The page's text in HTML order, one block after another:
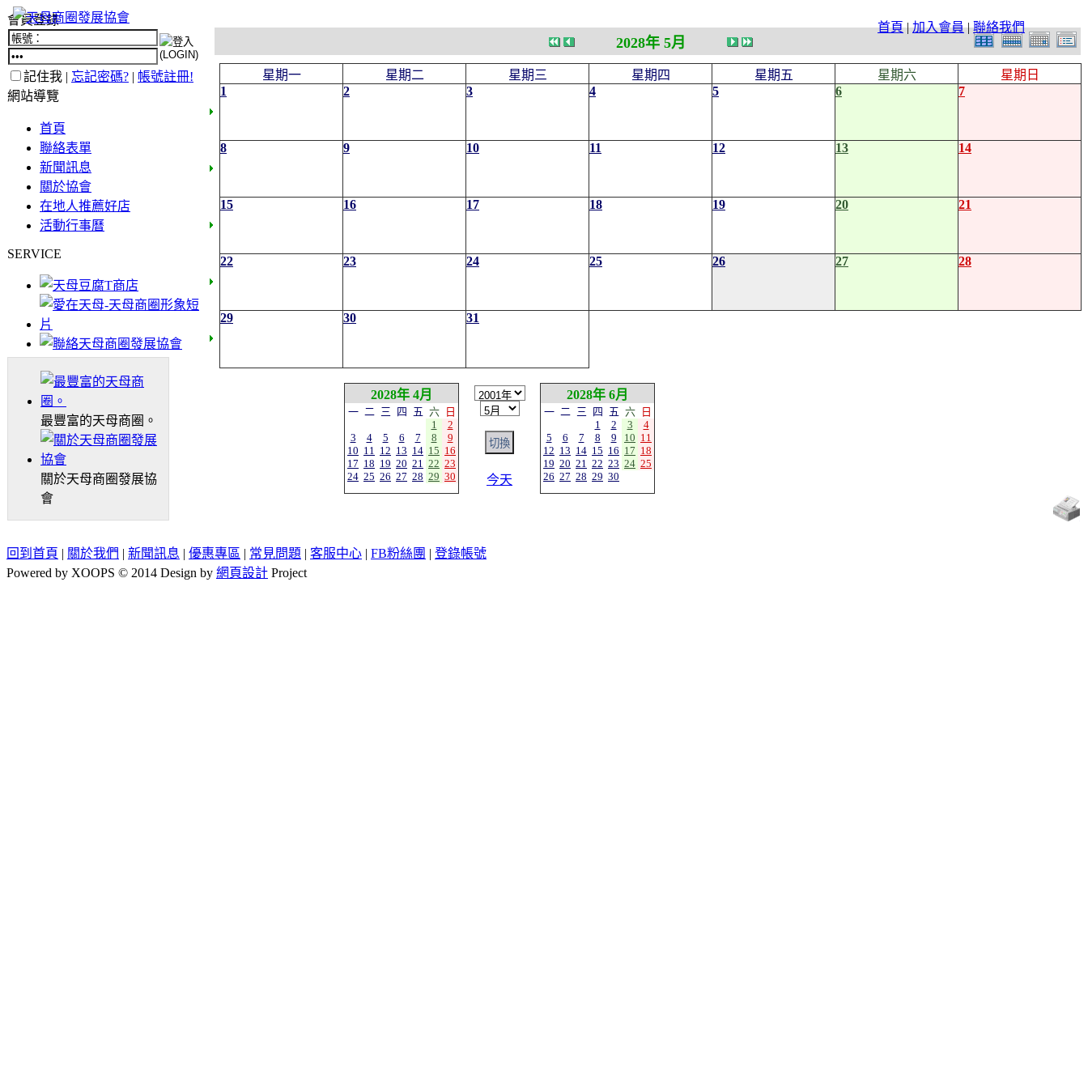
首頁|加入會員|聯絡我們
會員登錄
記住我 | 忘記密碼? | 帳號註冊!
網站導覽
首頁
聯絡表單
新聞訊息
關於協會
在地人推薦好店
活動行事曆
SERVICE
最豐富的天母商圈。
關於天母商圈發展協
會
2028年 5月
星期一 星期二 星期三 星期四 星期五 星期六
星期日
1
2 3 4 5 6 7
8 9 10 11 12 13 14
15 16 17 18 19 20 21
22 23 24 25 26 27 28
29 30 31
2028年 4月
一 二 三 四 五 六
日
1
2
3
4 5 6 7 8
9
10 11 12 13 14 15 16
17 18 19 20 21 22 23
24 25 26 27 28 29 30 今天
2028年 6月
一 二 三 四 五 六
日
1
2 3
4
5
6 7 8 9 10 11
12 13 14 15 16 17 18
19 20 21 22 23 24 25
26 27 28 29 30
回到首頁 | 關於我們 | 新聞訊息 | 優惠專區 | 常見問題 | 客服中心 | FB粉絲團 | 登錄帳號
Powered by XOOPS © 2014 Design by 網頁設計 Project